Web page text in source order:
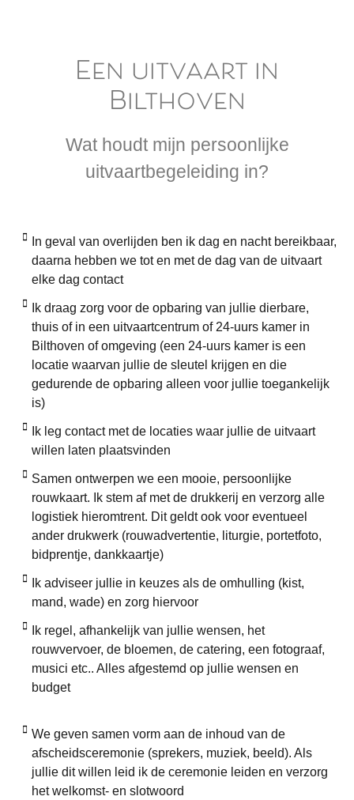
Een uitvaart in
Bilthoven
Wat houdt mijn persoonlijke
uitvaartbegeleiding in?
In geval van overlijden ben ik dag en nacht bereikbaar,
daarna hebben we tot en met de dag van de uitvaart
elke dag contact
Ik draag zorg voor de opbaring van jullie dierbare,
thuis of in een uitvaartcentrum of 24-uurs kamer in
Bilthoven of omgeving (een 24-uurs kamer is een
locatie waarvan jullie de sleutel krijgen en die
gedurende de opbaring alleen voor jullie toegankelijk
is)
Ik leg contact met de locaties waar jullie de uitvaart
willen laten plaatsvinden
Samen ontwerpen we een mooie, persoonlijke
rouwkaart. Ik stem af met de drukkerij en verzorg alle
logistiek hieromtrent. Dit geldt ook voor eventueel
ander drukwerk (rouwadvertentie, liturgie, portetfoto,
bidprentje, dankkaartje)
Ik adviseer jullie in keuzes als de omhulling (kist,
mand, wade) en zorg hiervoor
Ik regel, afhankelijk van jullie wensen, het
rouwvervoer, de bloemen, de catering, een fotograaf,
musici etc.. Alles afgestemd op jullie wensen en
budget
We geven samen vorm aan de inhoud van de
afscheidsceremonie (sprekers, muziek, beeld). Als
jullie dit willen leid ik de ceremonie leiden en verzorg
het welkomst- en slotwoord